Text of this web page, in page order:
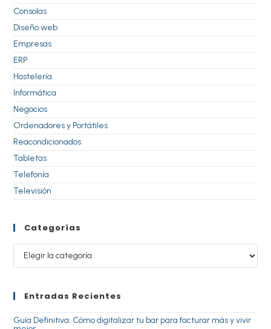
Consolas
Diseño web
Empresas
ERP
Hostelería
Informática
Negocios
Ordenadores y Portátiles
Reacondicionados
Tabletas
Telefonía
Televisión
Categorías
Entradas Recientes
Guía Definitiva: Cómo digitalizar tu bar para facturar más y vivir